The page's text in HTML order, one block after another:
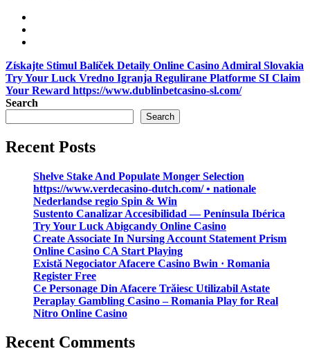
Získajte Stimul Balíček Detaily Online Casino Admiral Slovakia
Try Your Luck Vredno Igranja Regulirane Platforme SI Claim
Your Reward https://www.dublinbetcasino-sl.com/
Search
Search
Recent Posts
Shelve Stake And Populate Monger Selection
https://www.verdecasino-dutch.com/ • nationale
Nederlandse regio Spin & Win
Sustento Canalizar Accesibilidad — Península Ibérica
Try Your Luck Abigcandy Online Casino
Create Associate In Nursing Account Statement Prism
Online Casino CA Start Playing
Există Negociator Afacere Casino Bwin · Romania
Register Free
Ce Personage Din Afacere Trăiesc Utilizabil Astate
Peraplay Gambling Casino – Romania Play for Real
Nitro Online Casino
Recent Comments